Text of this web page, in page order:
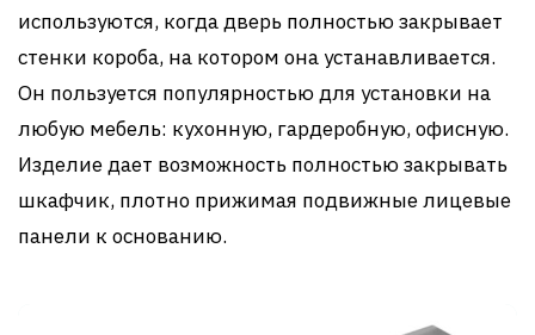
используются, когда дверь полностью закрывает
стенки короба, на котором она устанавливается.
Он пользуется популярностью для установки на
любую мебель: кухонную, гардеробную, офисную.
Изделие дает возможность полностью закрывать
шкафчик, плотно прижимая подвижные лицевые
панели к основанию.